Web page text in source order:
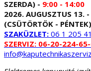
SZERDA) - 9:00 - 14:00
2026. AUGUSZTUS 13.
(CSÜTÖRTÖK -
SZAKÜZLET: 06 1 205
SZERVIZ: 06-20-224-